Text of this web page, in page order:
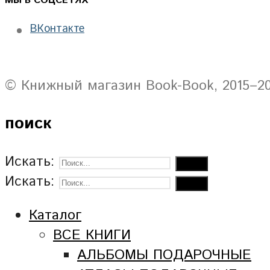
ВКонтакте
© Книжный магазин Book-Book,
поиск
Искать:
Искать:
Каталог
ВСЕ КНИГИ
АЛЬБОМЫ ПОДАРОЧНЫЕ